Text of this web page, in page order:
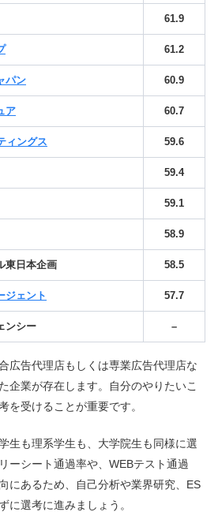
61.9
61.2
パン 60.9
ア 60.7
ィングス 59.6
59.4
59.1
58.9
東日本企画 58.5
ジェント 57.7
ンシー –
広告代理店もしくは専業広告代理店な
企業が存在します。自分のやりたいこ
を受けることが重要です。
生も理系学生も、大学院生も同様に選
ーシート通過率や、WEBテスト通過
にあるため、自己分析や業界研究、ES
に選考に進みましょう。